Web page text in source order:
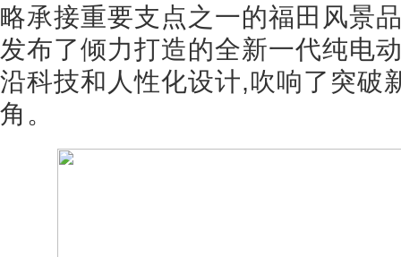
略承接重要支点之一的福田风景
发布了倾力打造的全新一代纯电
沿科技和人性化设计,吹响了突破
角。